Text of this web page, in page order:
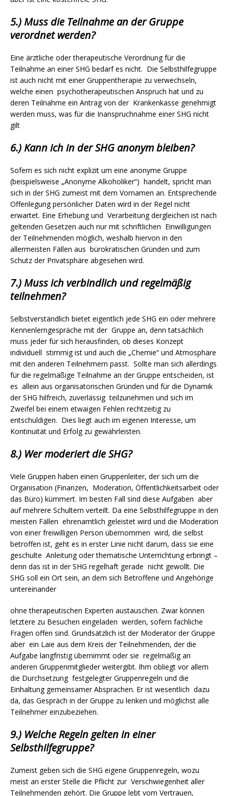
powered by WPCookiePro
5.) Muss die Teilnahme an der Gruppe
verordnet werden?
Eine ärztliche oder therapeutische Verordnung für die
Teilnahme an einer SHG bedarf es nicht. Die Selbsthilfegruppe
ist auch nicht mit einer Gruppentherapie zu verwechseln,
welche einen psychotherapeutischen Anspruch hat und zu
deren Teilnahme ein Antrag von der Krankenkasse genehmigt
werden muss, was für die Inanspruchnahme einer SHG nicht
gilt
6.) Kann ich in der SHG anonym bleiben?
Sofern es sich nicht explizit um eine anonyme Gruppe
(beispielsweise „Anonyme Alkoholiker“) handelt, spricht man
sich in der SHG zumeist mit dem Vornamen an. Entsprechende
Offenlegung persönlicher Daten wird in der Regel nicht
erwartet. Eine Erhebung und Verarbeitung dergleichen ist nach
geltenden Gesetzen auch nur mit schriftlichen Einwilligungen
der Teilnehmenden möglich, weshalb hiervon in den
allermeisten Fällen aus bürokratischen Gründen und zum
Schutz der Privatsphäre abgesehen wird.
7.) Muss ich verbindlich und regelmäßig
teilnehmen?
Selbstverständlich bietet eigentlich jede SHG ein oder mehrere
Kennenlerngespräche mit der Gruppe an, denn tatsächlich
muss jeder für sich herausfinden, ob dieses Konzept
individuell stimmig ist und auch die „Chemie“ und Atmosphäre
mit den anderen Teilnehmern passt. Sollte man sich allerdings
für die regelmäßige Teilnahme an der Gruppe entscheiden, ist
es allein aus organisatorischen Gründen und für die Dynamik
der SHG hilfreich, zuverlässig teilzunehmen und sich im
Zweifel bei einem etwaigen Fehlen rechtzeitig zu
entschuldigen. Dies liegt auch im eigenen Interesse, um
Kontinuität und Erfolg zu gewährleisten.
8.) Wer moderiert die SHG?
Viele Gruppen haben einen Gruppenleiter, der sich um die
Organisation (Finanzen, Moderation, Öffentlichkeitsarbeit oder
das Büro) kümmert. Im besten Fall sind diese Aufgaben aber
auf mehrere Schultern verteilt. Da eine Selbsthilfegruppe in den
meisten Fällen ehrenamtlich geleistet wird und die Moderation
von einer freiwilligen Person übernommen wird, die selbst
betroffen ist, geht es in erster Linie nicht darum, dass sie eine
geschulte Anleitung oder thematische Unterrichtung erbringt –
denn das ist in der SHG regelhaft gerade nicht gewollt. Die
SHG soll ein Ort sein, an dem sich Betroffene und Angehörige
untereinander
ohne therapeutischen Experten austauschen. Zwar können
letztere zu Besuchen eingeladen werden, sofern fachliche
Fragen offen sind. Grundsätzlich ist der Moderator der Gruppe
aber ein Laie aus dem Kreis der Teilnehmenden, der die
Aufgabe langfristig übernimmt oder sie regelmäßig an
anderen Gruppenmitglieder weitergibt. Ihm obliegt vor allem
die Durchsetzung festgelegter Gruppenregeln und die
Einhaltung gemeinsamer Absprachen. Er ist wesentlich dazu
da, das Gespräch in der Gruppe zu lenken und möglichst alle
Teilnehmer einzubeziehen.
9.) Welche Regeln gelten in einer
Selbsthilfegruppe?
Zumeist geben sich die SHG eigene Gruppenregeln, wozu
meist an erster Stelle die Pflicht zur Verschwiegenheit aller
Teilnehmenden gehört. Die Gruppe lebt vom Vertrauen,